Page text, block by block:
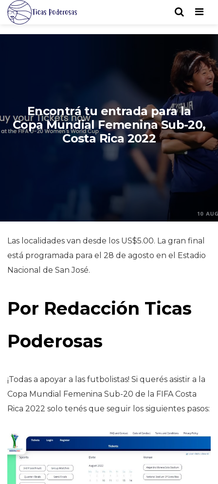
Encontrá tu entrada para la
Copa Mundial Femenina Sub-20,
Costa Rica 2022
Las localidades van desde los US$5.00. La gran final
está programada para el 28 de agosto en el Estadio
Nacional de San José.
Por Redacción Ticas
Poderosas
¡Todas a apoyar a las futbolistas! Si querés asistir a la
Copa Mundial Femenina Sub-20 de la FIFA Costa
Rica 2022 solo tenés que seguir los siguientes pasos: